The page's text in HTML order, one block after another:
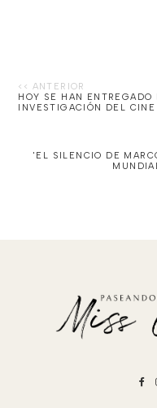
HOY SE HAN
INVESTIGACIÓN DEL CINE
'EL SILENCIO DE